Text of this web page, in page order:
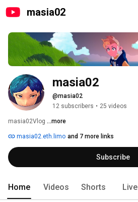
masia02
masia02
@masia02
12 subscribers • 25 videos
masia02Vlog ...more
masia02.eth.limo and 7 more links
Subscribe
Home Videos Shorts Live